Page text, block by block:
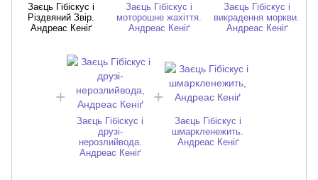
Заєць Гібіскус і
Різдвяний Звір.
Андреас Кеніґ
Заєць Гібіскус і
моторошне жахіття.
Андреас Кеніґ
Заєць Гібіскус і
викрадення моркви.
Андреас Кеніґ
Заєць Гібіскус і
друзі-
нерозлийвода.
Андреас Кеніґ
Заєць Гібіскус і
шмаркленежить.
Андреас Кеніґ